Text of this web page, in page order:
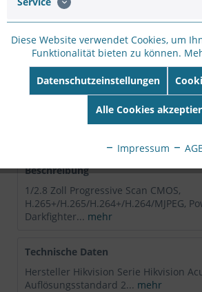
Merken Bewerten
HIKVISION
Hersteller Artikel-
DS-2CD2626G2-
Beschreibung
1/2.8 Zoll Progressive Scan CMOS,
H.265+/H.265/H.264+/H.264/MJPEG,
Darkfighter... mehr
Technische Daten
Hersteller Hikvision Serie Hikvision
Auflösungsstandard 2... mehr
Diese Website verwendet Cookies, um
Funktionalität bieten zu können.
Datenschutzeinstellungen
Alle Cookies
Impressum